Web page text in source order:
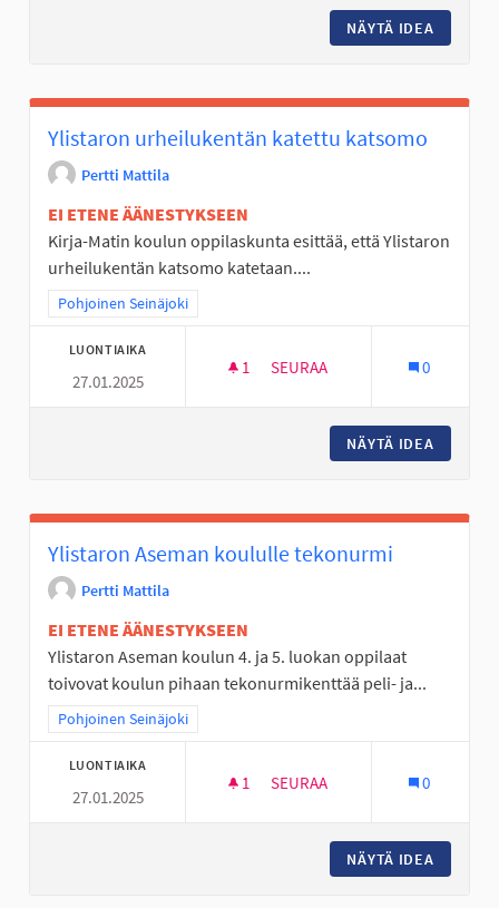
NÄYTÄ IDEA
Ylistaron urheilukentän katettu katsomo
Pertti Mattila
EI ETENE ÄÄNESTYKSEEN
Kirja-Matin koulun oppilaskunta esittää, että Ylistaron
urheilukentän katsomo katetaan....
Rajaa tulokset teeman mukaan: Pohjoinen Seinäjoki
Pohjoinen Seinäjoki
LUONTIAIKA
27.01.2025
1 1 SEURAAJA
SEURAA 0
NÄYTÄ IDEA
Ylistaron Aseman koululle tekonurmi
Pertti Mattila
EI ETENE ÄÄNESTYKSEEN
Ylistaron Aseman koulun 4. ja 5. luokan oppilaat
toivovat koulun pihaan tekonurmikenttää peli- ja...
Rajaa tulokset teeman mukaan: Pohjoinen Seinäjoki
Pohjoinen Seinäjoki
LUONTIAIKA
27.01.2025
1 1 SEURAAJA
SEURAA 0
NÄYTÄ IDEA